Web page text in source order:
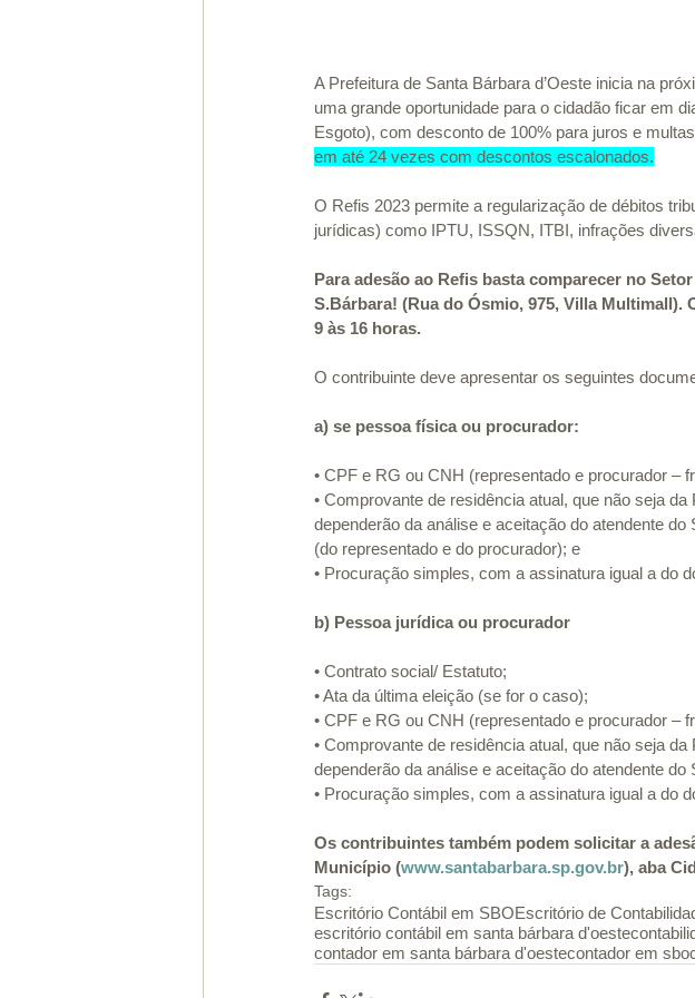
A Prefeitura de Santa Bárbara d’Oeste inicia na
uma grande oportunidade para o cidadão ficar em
Esgoto), com desconto de 100% para juros e
em até 24 vezes com descontos escalonados.
O Refis 2023 permite a regularização de débitos
jurídicas) como IPTU, ISSQN, ITBI, infrações
Para adesão ao Refis basta comparecer no
S.Bárbara! (Rua do Ósmio, 975, Villa Multimall).
9 às 16 horas.
O contribuinte deve apresentar os seguintes
a) se pessoa física ou procurador:
• CPF e RG ou CNH (representado e procurador –
• Comprovante de residência atual, que não seja
dependerão da análise e aceitação do atendente
(do representado e do procurador); e
• Procuração simples, com a assinatura igual a do
b) Pessoa jurídica ou procurador
• Contrato social/ Estatuto;
• Ata da última eleição (se for o caso);
• CPF e RG ou CNH (representado e procurador –
• Comprovante de residência atual, que não seja
dependerão da análise e aceitação do atendente
• Procuração simples, com a assinatura igual a do
Os contribuintes também podem solicitar a
Município (www.santabarbara.sp.gov.br), aba
Tags:
Escritório Contábil em SBOEscritório de
escritório contábil em santa bárbara d'oeste
contador em santa bárbara d'oestecontador em sbo